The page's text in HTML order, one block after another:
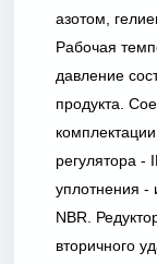
азотом,
Рабочая
давление
продукта.
регулятора -
уплотнения -
NBR.
вторичного